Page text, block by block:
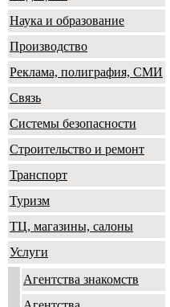
Наука и образование
Производство
Реклама, полиграфия, СМИ
Связь
Системы безопасности
Строительство и ремонт
Транспорт
Туризм
ТЦ, магазины, салоны
Услуги
Агентства знакомств